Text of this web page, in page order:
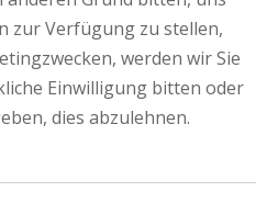
zur Verfügung zu stellen,
werden wir Sie
Einwilligung bitten oder
dies abzulehnen.